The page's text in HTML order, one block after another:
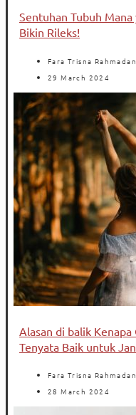
Sentuhan Tubuh
Bikin Rileks!
Fara Trisna
29 March 2024
Alasan di balik Kenapa
Tenyata Baik untuk
Fara Trisna
28 March 2024